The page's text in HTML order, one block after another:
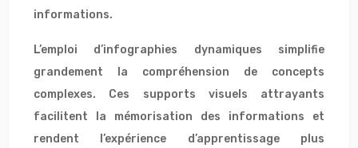
informations.
L’emploi d’infographies dynamiques simplifie
grandement la compréhension de concepts
complexes. Ces supports visuels attrayants
facilitent la mémorisation des informations et
rendent l’expérience d’apprentissage plus